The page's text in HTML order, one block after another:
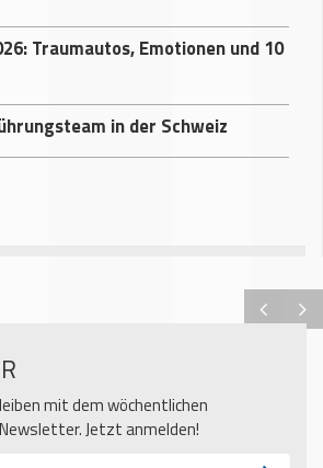
Traumautos, Emotionen und 10
in der Schweiz
mit dem wöchentlichen
Jetzt anmelden!